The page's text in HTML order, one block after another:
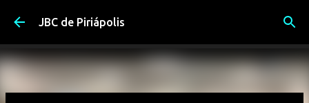
Ir al contenido principal
JBC de Piriápolis